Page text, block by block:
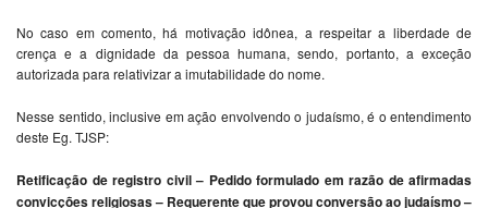
No caso em comento, há motivação idônea, a respeitar a liberdade de
crença e a dignidade da pessoa humana, sendo, portanto, a exceção
autorizada para relativizar a imutabilidade do nome.
Nesse sentido, inclusive em ação envolvendo o judaísmo, é o entendimento
deste Eg. TJSP:
Retificação de registro civil – Pedido formulado em razão de afirmadas
convicções religiosas – Requerente que provou conversão ao judaísmo –